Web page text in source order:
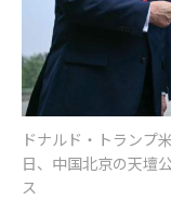
ドナルド・トランプ
日、中国北京の天壇
ス